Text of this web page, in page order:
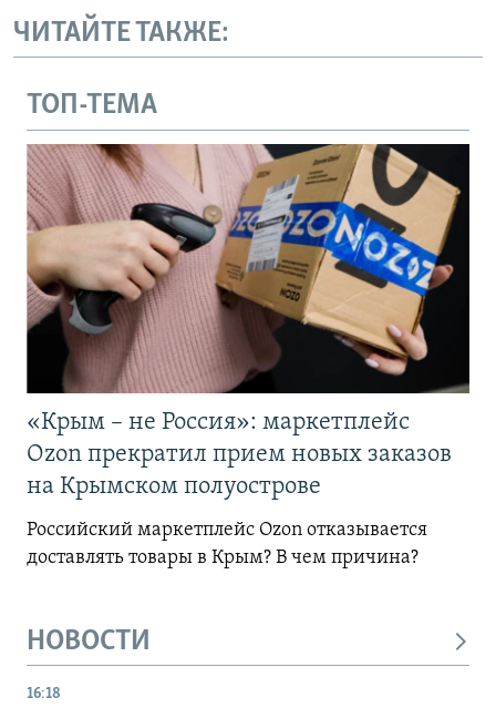
ЧИТАЙТЕ ТАКЖЕ:
ТОП-ТЕМА
«Крым – не Россия»: маркетплейс
Ozon прекратил прием новых заказов
на Крымском полуострове
Российский маркетплейс Ozon отказывается
доставлять товары в Крым? В чем причина?
НОВОСТИ
16:18